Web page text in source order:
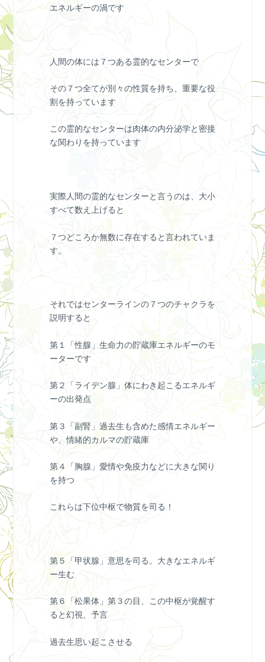
エネルギーの渦です
人間の体には７つある霊的なセンターで
その７つ全てが別々の性質を持ち、重要な役
割を持っています
この霊的なセンターは肉体の内分泌学と密接
な関わりを持っています
実際人間の霊的なセンターと言うのは、大小
すべて数え上げると
７つどころか無数に存在すると言われていま
す。
それではセンターラインの７つのチャクラを
説明すると
第１「性腺」生命力の貯蔵庫エネルギーのモ
ーターです
第２「ライデン腺」体にわき起こるエネルギ
ーの出発点
第３「副腎」過去生も含めた感情エネルギー
や、情緒的カルマの貯蔵庫
第４「胸腺」愛情や免疫力などに大きな関り
を持つ
これらは下位中枢で物質を司る！
第５「甲状腺」意思を司る。大きなエネルギ
ー生む
第６「松果体」第３の目、この中枢が覚醒す
ると幻視、予言
過去生思い起こさせる